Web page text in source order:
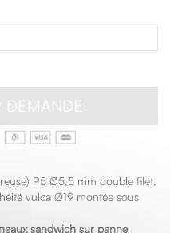
DEMANDE
P5 Ø5,5 mm double filet,
vulca Ø19 montée sous
sandwich sur panne